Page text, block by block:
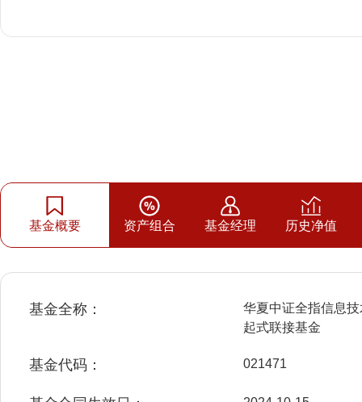
基金概要 资产组合 基金经理 历史净值
基金全称：
华夏中证全指信息
起式联接基金
基金代码： 021471